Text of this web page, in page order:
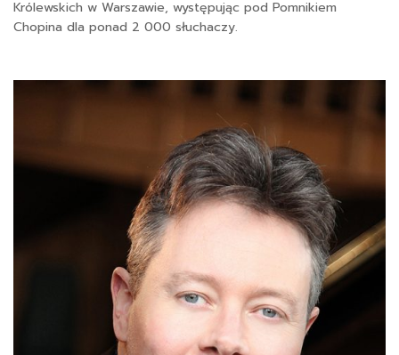
Królewskich w Warszawie, występując pod Pomnikiem
Chopina dla ponad 2 000 słuchaczy.